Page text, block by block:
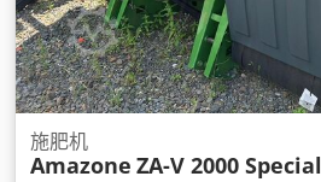
施肥机
Amazone ZA-V 2000 Special